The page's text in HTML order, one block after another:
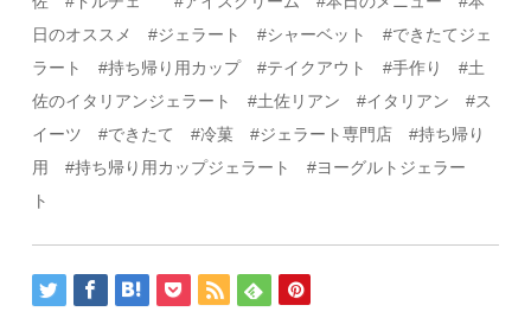
日のオススメ#ジェラート#シャーベット#できたてジェ
ラート #持ち帰り用カップ #テイクアウト#手作り#土
佐のイタリアンジェラート#土佐リアン#イタリアン#ス
イーツ
#できたて#冷菓#ジェラート専門店 #持ち帰り
用 #持ち帰り用カップジェラート #ヨーグルトジェラー
ト